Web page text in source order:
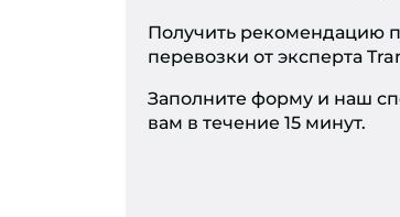
Получить рекомендацию
перевозки от эксперта
Заполните форму и наш
вам в течение 15 минут.